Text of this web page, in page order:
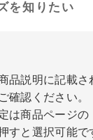
を知りたい
品説明に記載さ
確認ください。
は商品ページの
すと選択可能で